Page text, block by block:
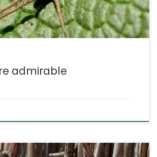
admirable